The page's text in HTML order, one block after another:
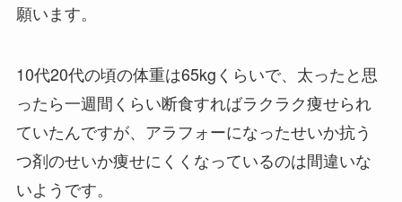
願います。
10代20代の頃の体重は65kgくらいで、太ったと思
ったら一週間くらい断食すればラクラク痩せられ
ていたんですが、アラフォーになったせいか抗う
つ剤のせいか痩せにくくなっているのは間違いな
いようです。